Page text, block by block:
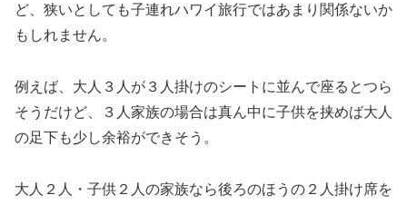
ど、狭いとしても子連れハワイ旅行ではあまり関係ないか
もしれません。
例えば、大人３人が３人掛けのシートに並んで座るとつら
そうだけど、３人家族の場合は真ん中に子供を挟めば大人
の足下も少し余裕ができそう。
大人２人・子供２人の家族なら後ろのほうの２人掛け席を